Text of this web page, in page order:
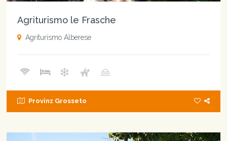
Agriturismo le Frasche
Agriturismo Alberese
Provinz Grosseto